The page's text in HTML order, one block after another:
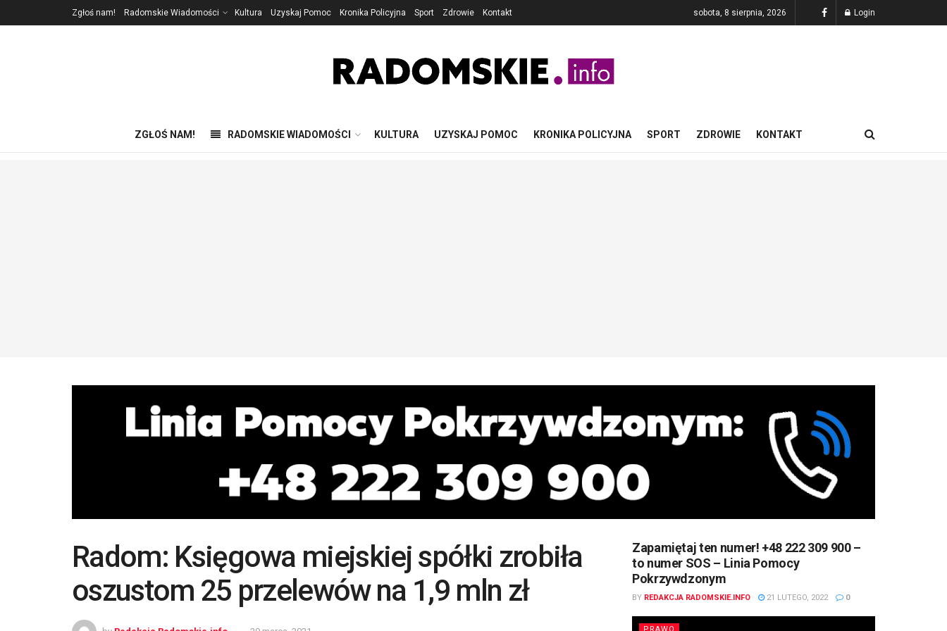
Zgłoś nam! Radomskie Wiadomości Kultura Uzyskaj Pomoc Kronika Policyjna Sport Zdrowie Kontakt sobota, 8 sierpnia, 2026 Login
ZGŁOŚ NAM! RADOMSKIE WIADOMOŚCI KULTURA UZYSKAJ POMOC KRONIKA POLICYJNA SPORT ZDROWIE KONTAKT
Radom: Księgowa miejskiej spółki zrobiła
oszustom 25 przelewów na 1,9 mln zł
Zapamiętaj ten numer! +48 222 309 900 –
to numer SOS – Linia Pomocy
Pokrzywdzonym
BY REDAKCJA RADOMSKIE.INFO 21 LUTEGO, 2022 0